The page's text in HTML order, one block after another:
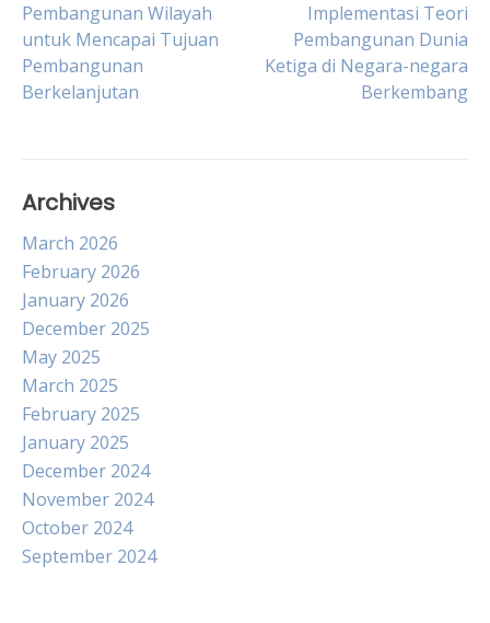
navigation
Pembangunan Wilayah
untuk Mencapai Tujuan
Pembangunan
Berkelanjutan
Implementasi Teori
Pembangunan Dunia
Ketiga di Negara-negara
Berkembang
Archives
March 2026
February 2026
January 2026
December 2025
May 2025
March 2025
February 2025
January 2025
December 2024
November 2024
October 2024
September 2024